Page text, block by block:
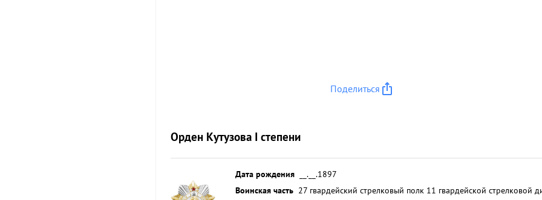
Поделиться
Орден Кутузова I степени
Дата рождения
__.__.1897
Воинская часть 27 гвардейский стрелковый полк 11 гвардейской стрелковой